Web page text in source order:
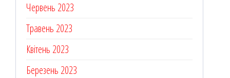
Червень 2023
Травень 2023
Квітень 2023
Березень 2023